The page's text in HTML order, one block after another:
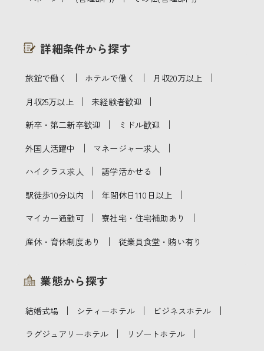
詳細条件から探す
旅館で働く ｜ ホテルで働く ｜ 月収20万以上 ｜
月収25万以上 ｜ 未経験者歓迎 ｜
新卒・第二新卒歓迎 ｜ ミドル歓迎 ｜
外国人活躍中 ｜ マネージャー求人 ｜
ハイクラス求人 ｜ 語学活かせる ｜
駅徒歩10分以内 ｜ 年間休日110日以上 ｜
マイカー通勤可 ｜ 寮社宅・住宅補助あり ｜
産休・育休制度あり ｜ 従業員食堂・賄い有り
業態から探す
結婚式場 ｜ シティーホテル ｜ ビジネスホテル ｜
ラグジュアリーホテル ｜ リゾートホテル ｜